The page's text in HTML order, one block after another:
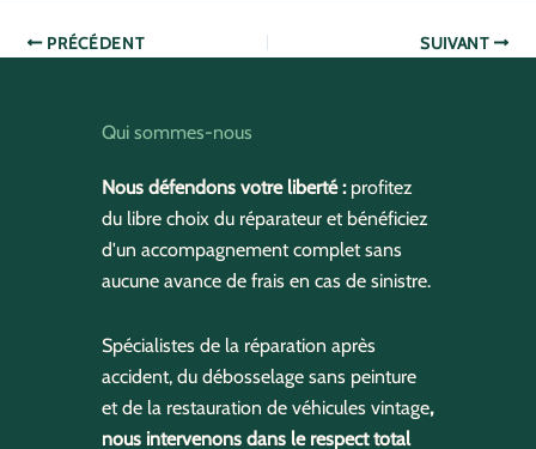
PRÉCÉDENT SUIVANT
Qui sommes-nous
Nous défendons votre liberté : profitez
du libre choix du réparateur et bénéficiez
d'un accompagnement complet sans
aucune avance de frais en cas de sinistre.
Spécialistes de la réparation après
accident, du débosselage sans peinture
et de la restauration de véhicules vintage,
nous intervenons dans le respect total